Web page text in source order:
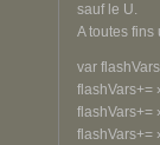
sauf le U.
A toutes fins
var
flashVars+=
flashVars+=
flashVars+=